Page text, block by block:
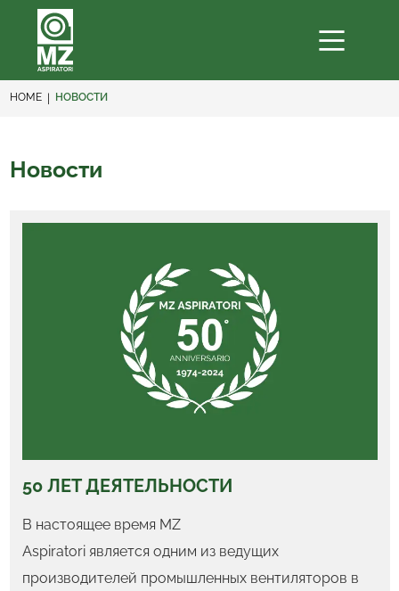
HOME НОВОСТИ
Новости
50 ЛЕТ ДЕЯТЕЛЬНОСТИ
В настоящее время MZ
Aspiratori является одним из ведущих
производителей промышленных вентиляторов в